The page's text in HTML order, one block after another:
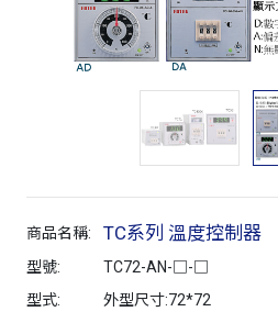
商品名稱: TC系列 溫度控制器
型號:
TC72-AN-□-□
型式:
外型尺寸:72*72